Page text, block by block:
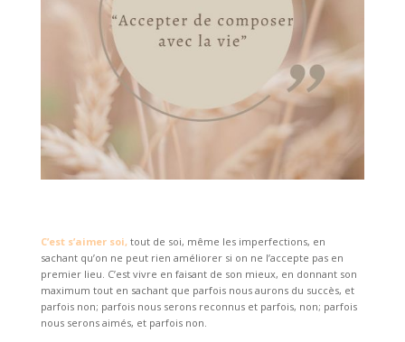
C’est s’aimer soi, tout de soi, même les imperfections, en
sachant qu’on ne peut rien améliorer si on ne l’accepte pas en
premier lieu. C’est vivre en faisant de son mieux, en donnant son
maximum tout en sachant que parfois nous aurons du succès, et
parfois non; parfois nous serons reconnus et parfois, non; parfois
nous serons aimés, et parfois non.